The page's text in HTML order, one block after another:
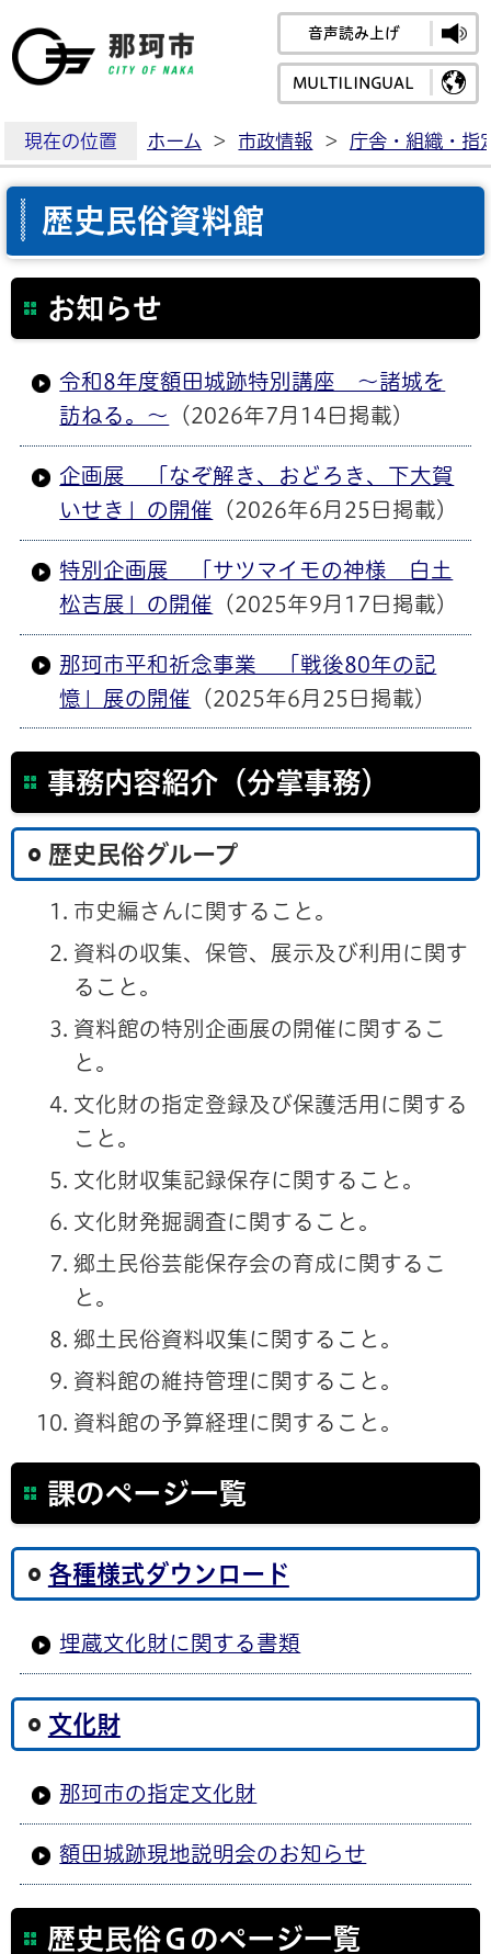
那珂市公式ホームペ
音声読み上げ
MULTILINGUAL
現在の位置 ホーム > 市政情報 > 庁舎・組織・指
歴史民俗資料館
お知らせ
令和8年度額田城跡特別講座 ～諸城を
訪ねる。～
（2026年7月14日掲載）
企画展 「なぞ解き、おどろき、下大賀
いせき」の開催 （2026年6月25日掲載）
特別企画展 「サツマイモの神様 白土
松吉展」の開催 （2025年9月17日掲載）
那珂市平和祈念事業 「戦後80年の記
憶」展の開催 （2025年6月25日掲載）
事務内容紹介（分掌事務）
歴史民俗グループ
市史編さんに関すること。
資料の収集、保管、展示及び利用に関す
ること。
資料館の特別企画展の開催に関するこ
と。
文化財の指定登録及び保護活用に関する
こと。
文化財収集記録保存に関すること。
文化財発掘調査に関すること。
郷土民俗芸能保存会の育成に関するこ
と。
郷土民俗資料収集に関すること。
資料館の維持管理に関すること。
資料館の予算経理に関すること。
課のページ一覧
各種様式ダウンロード
埋蔵文化財に関する書類
文化財
那珂市の指定文化財
額田城跡現地説明会のお知らせ
歴史民俗Ｇのページ一覧